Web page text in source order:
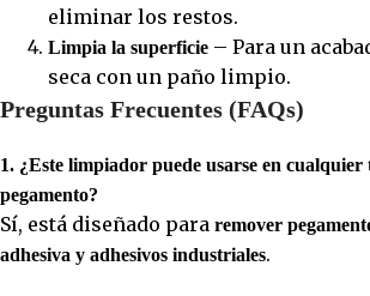
eliminar los restos.
Limpia la superficie – Para un
seca con un paño limpio.
Preguntas Frecuentes (FAQs)
1. ¿Este limpiador puede usarse en cualquier
pegamento?
Sí, está diseñado para remover
adhesiva y adhesivos industriales.